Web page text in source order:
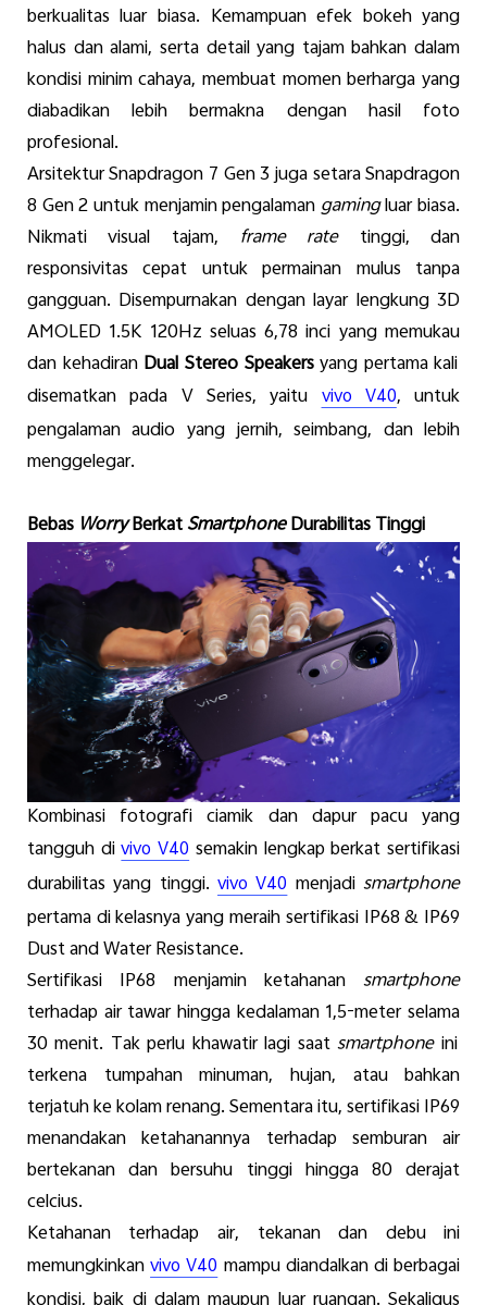
berkualitas luar biasa. Kemampuan efek bokeh yang
halus danalami, sertadetail yang tajam bahkan dalam
kondisiminimcahaya, membuat momen berharga yang
diabadikan
lebih bermakna dengan hasil
foto
profesional.
ArsitekturSnapdragon 7 Gen 3jugasetaraSnapdragon
8 Gen 2untukmenjaminpengalamangamingluarbiasa.
Nikmativisual tajam, frame rate tinggi, dan
responsivitas cepat untuk permainan mulus tanpa
gangguan. Disempurnakan dengan layar lengkung3D
AMOLED 1.5K 120Hz seluas 6,78inci yangmemukau
dan kehadiran Dual Stereo Speakers yang pertamakali
disematkanpada V Series,yaitu vivo V40,untuk
pengalamanaudio yang jernih,seimbang, danlebih
menggelegar.
Bebas WorryBerkatSmartphoneDurabilitasTinggi
Kombinasi fotografi ciamik dan dapurpacu yang
tangguhdivivo V40 semakin lengkap berkat sertifikasi
durabilitas yang tinggi.vivo V40 menjadi smartphone
pertamadikelasnyayangmeraihsertifikasiIP68& IP69
Dust and Water Resistance.
SertifikasiIP68 menjamin ketahanan smartphone
terhadapairtawar hingga kedalaman 1,5-meter selama
30menit. Takperlu khawatir lagi saat smartphone ini
terkena
tumpahan minuman, hujan, atau bahkan
terjatuhkekolamrenang.Sementaraitu,sertifikasiIP69
menandakan ketahanannya terhadap semburanair
bertekanandanbersuhu tinggi hingga80derajat
celcius.
Ketahanan
terhadap air, tekanandan debu ini
memungkinkanvivo V40 mampudiandalkandiberbagai